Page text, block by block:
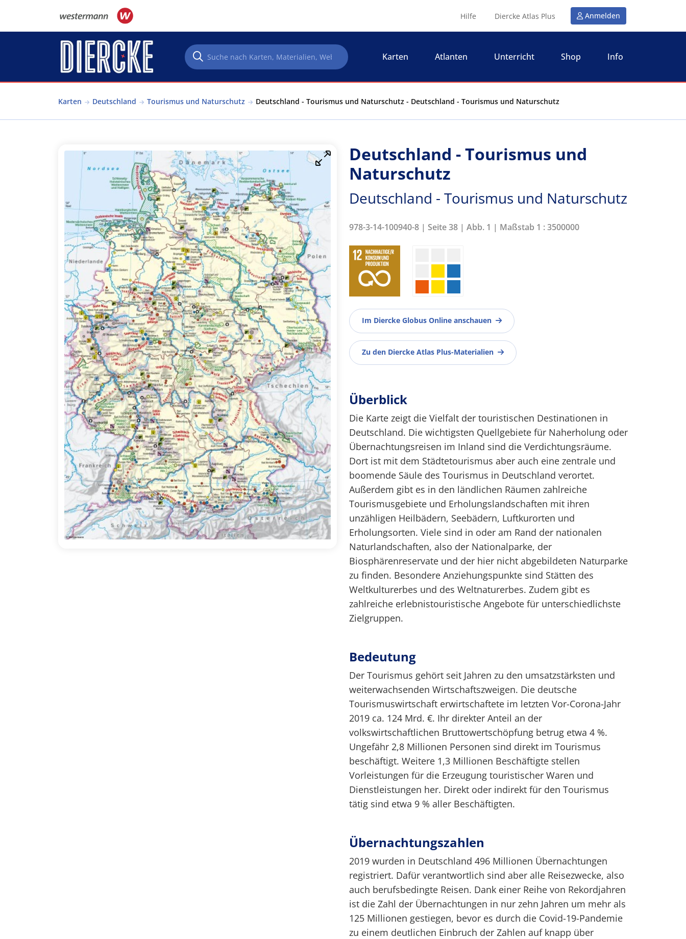
Hilfe Diercke Atlas Plus Anmelden
Karten Atlanten Unterricht Shop Info
Karten Deutschland Tourismus und Naturschutz Deutschland - Tourismus und Naturschutz - Deutschland - Tourismus und Naturschutz
Deutschland - Tourismus und
Naturschutz
Deutschland - Tourismus und Naturschutz
978-3-14-100940-8 | Seite 38 | Abb. 1 | Maßstab 1 : 3500000
Im Diercke Globus Online anschauen
Zu den Diercke Atlas Plus-Materialien
Überblick
Die Karte zeigt die Vielfalt der touristischen Destinationen in
Deutschland. Die wichtigsten Quellgebiete für Naherholung oder
Übernachtungsreisen im Inland sind die Verdichtungsräume.
Dort ist mit dem Städtetourismus aber auch eine zentrale und
boomende Säule des Tourismus in Deutschland verortet.
Außerdem gibt es in den ländlichen Räumen zahlreiche
Tourismusgebiete und Erholungslandschaften mit ihren
unzähligen Heilbädern, Seebädern, Luftkurorten und
Erholungsorten. Viele sind in oder am Rand der nationalen
Naturlandschaften, also der Nationalparke, der
Biosphärenreservate und der hier nicht abgebildeten Naturparke
zu finden. Besondere Anziehungspunkte sind Stätten des
Weltkulturerbes und des Weltnaturerbes. Zudem gibt es
zahlreiche erlebnistouristische Angebote für unterschiedlichste
Zielgruppen.
Bedeutung
Der Tourismus gehört seit Jahren zu den umsatzstärksten und
weiterwachsenden Wirtschaftszweigen. Die deutsche
Tourismuswirtschaft erwirtschaftete im letzten Vor-Corona-Jahr
2019 ca. 124 Mrd. €. Ihr direkter Anteil an der
volkswirtschaftlichen Bruttowertschöpfung betrug etwa 4 %.
Ungefähr 2,8 Millionen Personen sind direkt im Tourismus
beschäftigt. Weitere 1,3 Millionen Beschäftigte stellen
Vorleistungen für die Erzeugung touristischer Waren und
Dienstleistungen her. Direkt oder indirekt für den Tourismus
tätig sind etwa 9 % aller Beschäftigten.
Übernachtungszahlen
2019 wurden in Deutschland 496 Millionen Übernachtungen
registriert. Dafür verantwortlich sind aber alle Reisezwecke, also
auch berufsbedingte Reisen. Dank einer Reihe von Rekordjahren
ist die Zahl der Übernachtungen in nur zehn Jahren um mehr als
125 Millionen gestiegen, bevor es durch die Covid-19-Pandemie
zu einem deutlichen Einbruch der Zahlen auf knapp über